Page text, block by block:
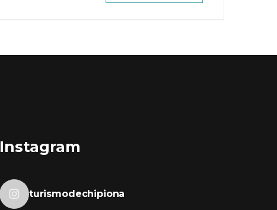
Instagram
turismodechipiona